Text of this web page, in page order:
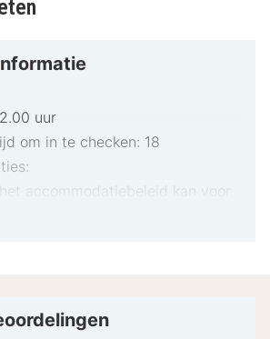
uur
om in te checken: 18
accommodatiebeleid kan voor
toeslag in rekening worden
in contanten te verstrekken